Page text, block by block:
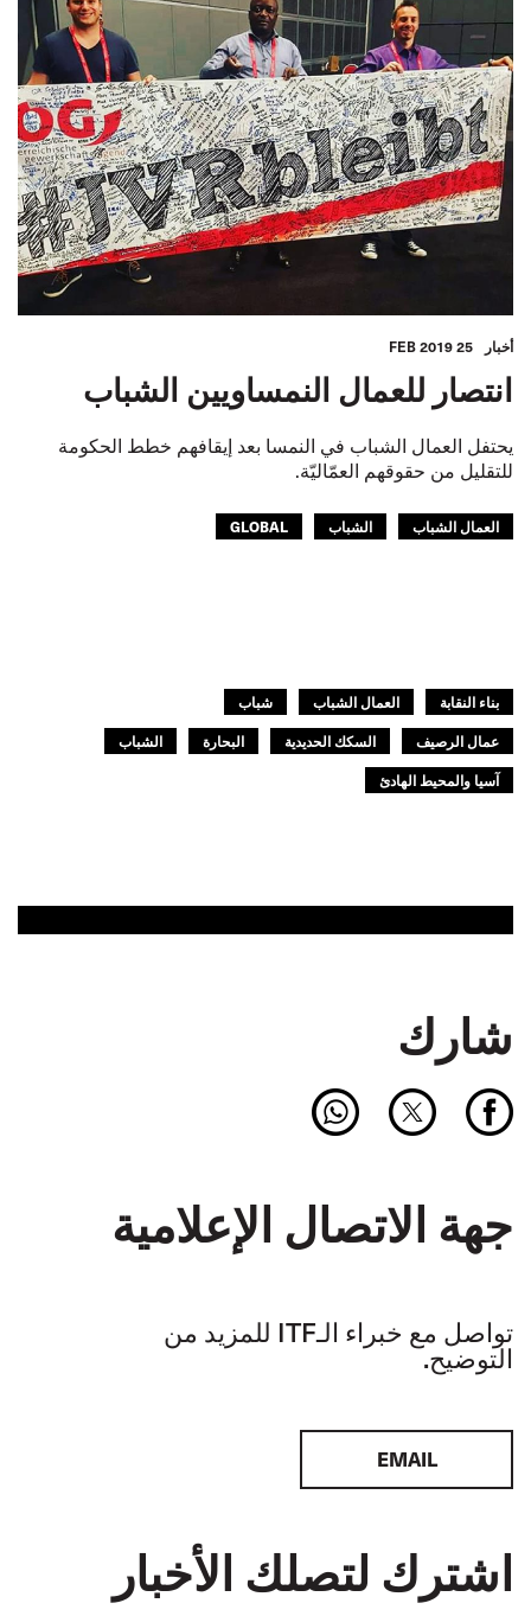
أخبار 25 FEB 2019
انتصار للعمال النمساويين الشباب
يحتفل العمال الشباب في النمسا بعد إيقافهم خطط الحكومة
للتقليل من حقوقهم العمّاليّة.
العمال الشباب الشباب GLOBAL
بناء النقابة العمال الشباب
شباب
عمال الرصيف
السكك الحديدية البحارة
الشباب
آسيا والمحيط الهادئ
شارك
جهة الاتصال الإعلامية
تواصل مع خبراء الـITF للمزيد من
التوضيح.
EMAIL
اشترك لتصلك الأخبار